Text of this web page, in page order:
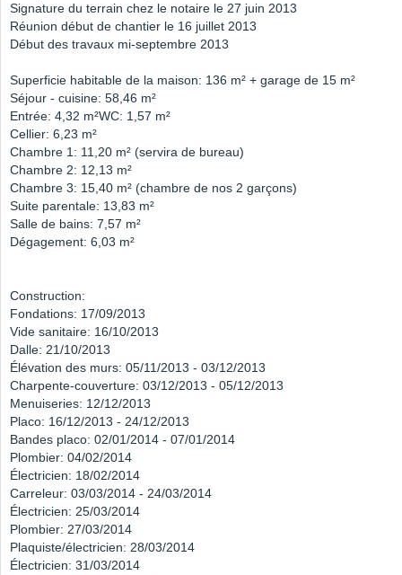
Signature du terrain chez le notaire le 27 juin 2013
Réunion début de chantier le 16 juillet 2013
Début des travaux mi-septembre 2013
Superficie habitable de la maison: 136 m² + garage de 15 m²
Séjour - cuisine: 58,46 m²
Entrée: 4,32 m²WC: 1,57 m²
Cellier: 6,23 m²
Chambre 1: 11,20 m² (servira de bureau)
Chambre 2: 12,13 m²
Chambre 3: 15,40 m² (chambre de nos 2 garçons)
Suite parentale: 13,83 m²
Salle de bains: 7,57 m²
Dégagement: 6,03 m²
Construction:
Fondations: 17/09/2013
Vide sanitaire: 16/10/2013
Dalle: 21/10/2013
Élévation des murs: 05/11/2013 - 03/12/2013
Charpente-couverture: 03/12/2013 - 05/12/2013
Menuiseries: 12/12/2013
Placo: 16/12/2013 - 24/12/2013
Bandes placo: 02/01/2014 - 07/01/2014
Plombier: 04/02/2014
Électricien: 18/02/2014
Carreleur: 03/03/2014 - 24/03/2014
Électricien: 25/03/2014
Plombier: 27/03/2014
Plaquiste/électricien: 28/03/2014
Électricien: 31/03/2014